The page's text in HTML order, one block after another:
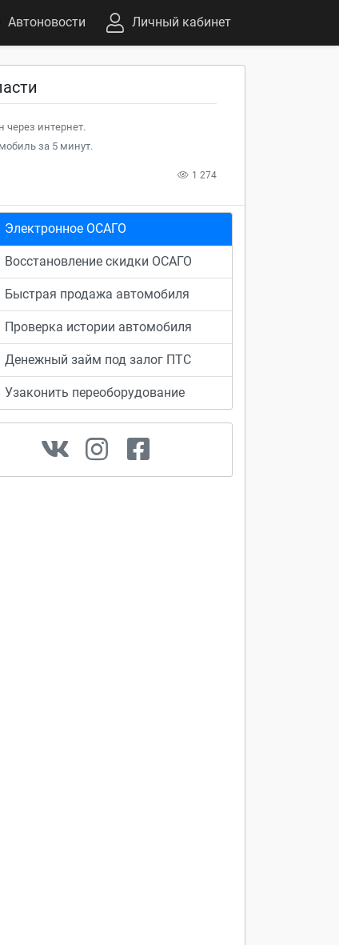
Автоновости Личный кабинет
интернет.
за 5 минут.
1 274
Электронное ОСАГО
Восстановление скидки ОСАГО
Быстрая продажа автомобиля
Проверка истории автомобиля
Денежный займ под залог ПТС
Узаконить переоборудование